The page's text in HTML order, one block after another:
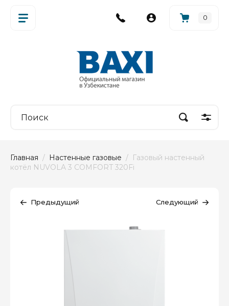
0
Главная / Настенные газовые /  Газовый настенный
котёл NUVOLA 3 COMFORT 320Fi
Предыдущий Следующий